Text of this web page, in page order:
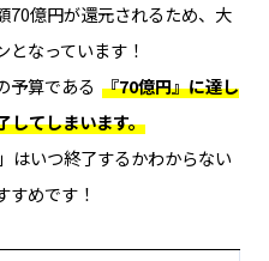
70億円が還元されるため、大
なっています！
予算である 『70億円』に達し
してしまいます。
はいつ終了するかわからない
すめです！